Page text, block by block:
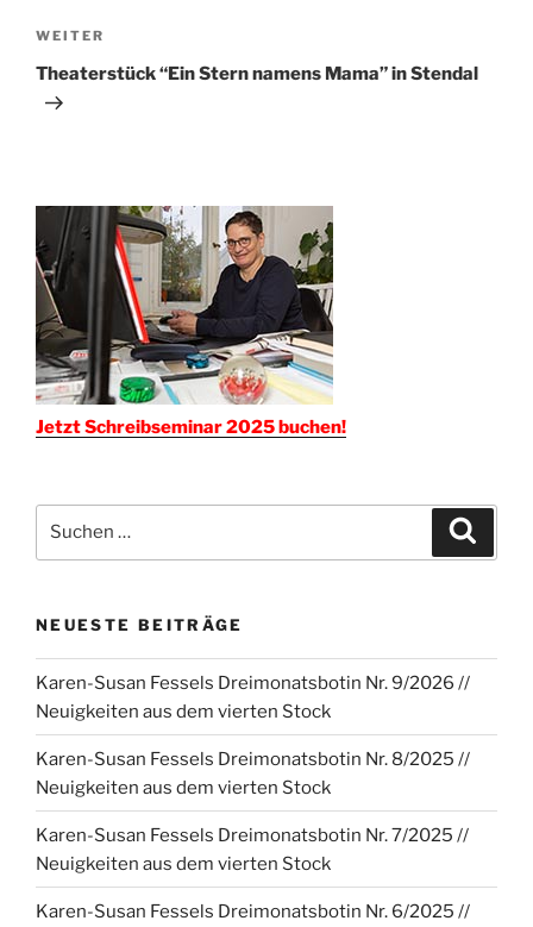
Nächster
Beitrag
WEITER
Theaterstück “Ein Stern namens Mama” in Stendal
Jetzt Schreibseminar 2025 buchen!
nach:
NEUESTE BEITRÄGE
Karen-Susan Fessels Dreimonatsbotin Nr. 9/2026 //
Neuigkeiten aus dem vierten Stock
Karen-Susan Fessels Dreimonatsbotin Nr. 8/2025 //
Neuigkeiten aus dem vierten Stock
Karen-Susan Fessels Dreimonatsbotin Nr. 7/2025 //
Neuigkeiten aus dem vierten Stock
Karen-Susan Fessels Dreimonatsbotin Nr. 6/2025 //